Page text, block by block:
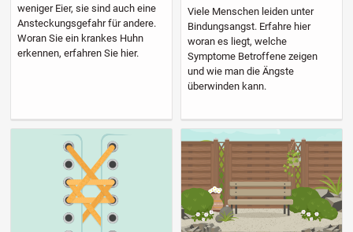
weniger Eier, sie sind auch eine
Ansteckungsgefahr für andere.
Woran Sie ein krankes Huhn
erkennen, erfahren Sie hier.
Viele Menschen leiden unter
Bindungsangst. Erfahre hier
woran es liegt, welche
Symptome Betroffene zeigen
und wie man die Ängste
überwinden kann.